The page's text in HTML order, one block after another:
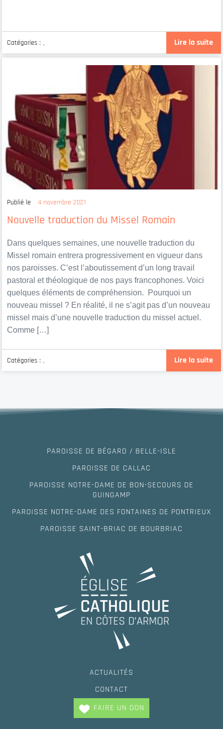
Lire la suite
Catégories :
Nouvelle traduction du Missel Romain
Publié le 4 novembre 2021
Dans quelques semaines, une nouvelle traduction du
Missel romain entrera progressivement en vigueur dans
nos paroisses. C’est l’aboutissement d’un long travail
pastoral et théologique de nos pays francophones. Voici
quelques éléments de compréhension. Pourquoi un
nouveau missel ? En réalité, il ne s’agit pas d’un nouveau
missel mais d’une nouvelle traduction du missel actuel.
Comme […]
Lire la suite
Catégories :
PAROISSE DE BÉGARD / BELLE-ISLE
PAROISSE DE CALLAC
PAROISSE NOTRE-DAME DE BON-SECOURS DE
GUINGAMP
PAROISSE NOTRE-DAME DES FONTAINES DE PONTRIEUX
PAROISSE SAINT-BRIAC DE BOURBRIAC
ACTUALITÉS
CONTACT
FAIRE UN DON